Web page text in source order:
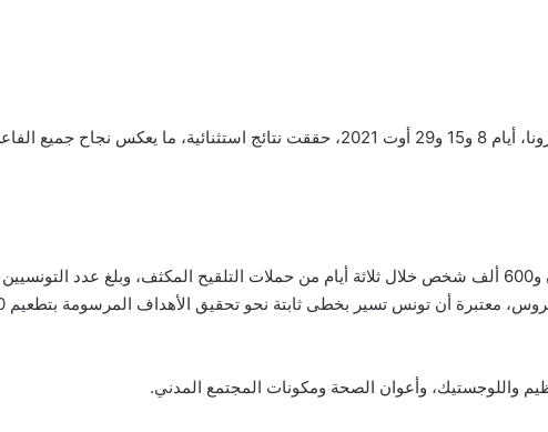
قالت منظمة الصحة العالمية، إن حملات التطعيم التي نظمتها تونس ضد فيروس كورونا، أيام 8 و15 و29 أوت 2021، حققت نتائج
وأكدت المنظمة في بلاغ لها، الأربعاء، أن تونس نجحت في تطعيم أكثر من مليون و600 ألف شخص خلال ثلاثة أيام من حملات التلقيح المكثف،
واللوجستيك، وأعوان الصحة ومكونات المجتمع المدني.